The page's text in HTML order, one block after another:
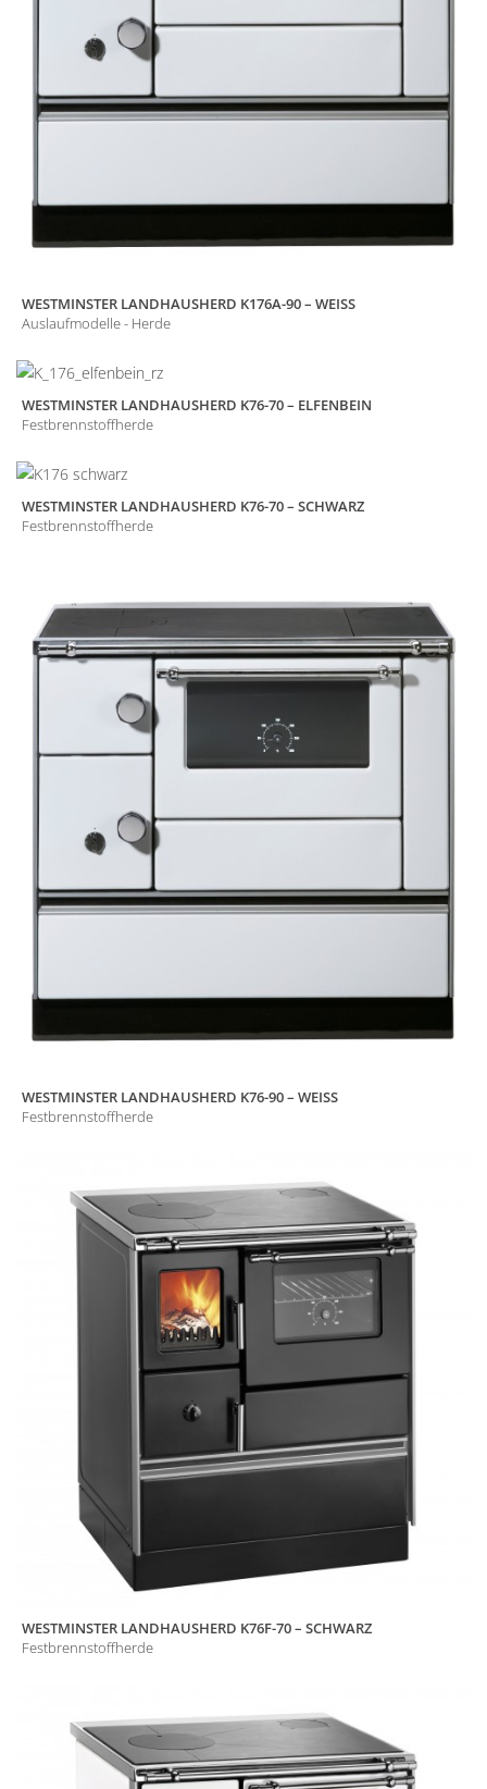
WESTMINSTER LANDHAUSHERD K176A-90 – WEISS
Auslaufmodelle - Herde
WESTMINSTER LANDHAUSHERD K76-70 – ELFENBEIN
Festbrennstoffherde
WESTMINSTER LANDHAUSHERD K76-70 – SCHWARZ
Festbrennstoffherde
WESTMINSTER LANDHAUSHERD K76-90 – WEISS
Festbrennstoffherde
WESTMINSTER LANDHAUSHERD K76F-70 – SCHWARZ
Festbrennstoffherde